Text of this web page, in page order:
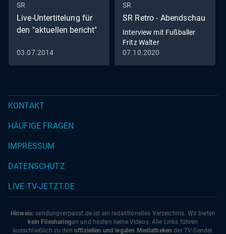
SR
Live-Untertitelung für
den "aktuellen bericht"
03.07.2014
SR
SR Retro - Abendschau
Interview mit Fußballer
Fritz Walter
07.10.2020
KONTAKT
HÄUFIGE FRAGEN
IMPRESSUM
DATENSCHUTZ
LIVE-TV-JETZT.DE
Hinweis: sendungverpasst.de ist ein redaktionelles Verzeichnis. Wir bieten
kein Filesharingan und hosten keine Videos. Alle Links führen
ausschließlich zu den offiziellen und legalen Mediatheken der TV-Sender.